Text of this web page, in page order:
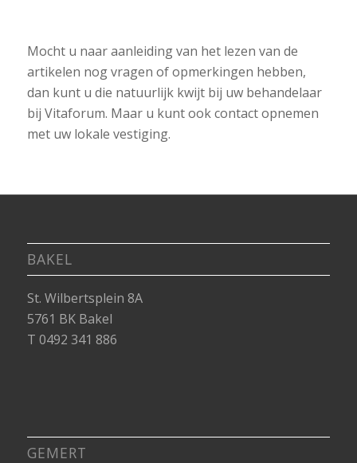
Mocht u naar aanleiding van het lezen van de
artikelen nog vragen of opmerkingen hebben,
dan kunt u die natuurlijk kwijt bij uw behandelaar
bij Vitaforum. Maar u kunt ook contact opnemen
met uw lokale vestiging.
BAKEL
St. Wilbertsplein 8A
5761 BK Bakel
T 0492 341 886
GEMERT